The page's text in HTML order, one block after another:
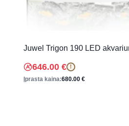
Juwel Trigon 190 LED
646.00 € !
Įprasta kaina:680.00 €